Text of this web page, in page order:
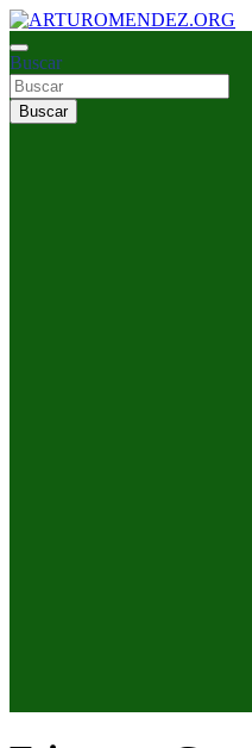
Saltar
al
contenido
ARTURO MENDEZ
Buscar
Buscar